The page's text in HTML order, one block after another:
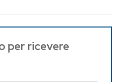
per ricevere